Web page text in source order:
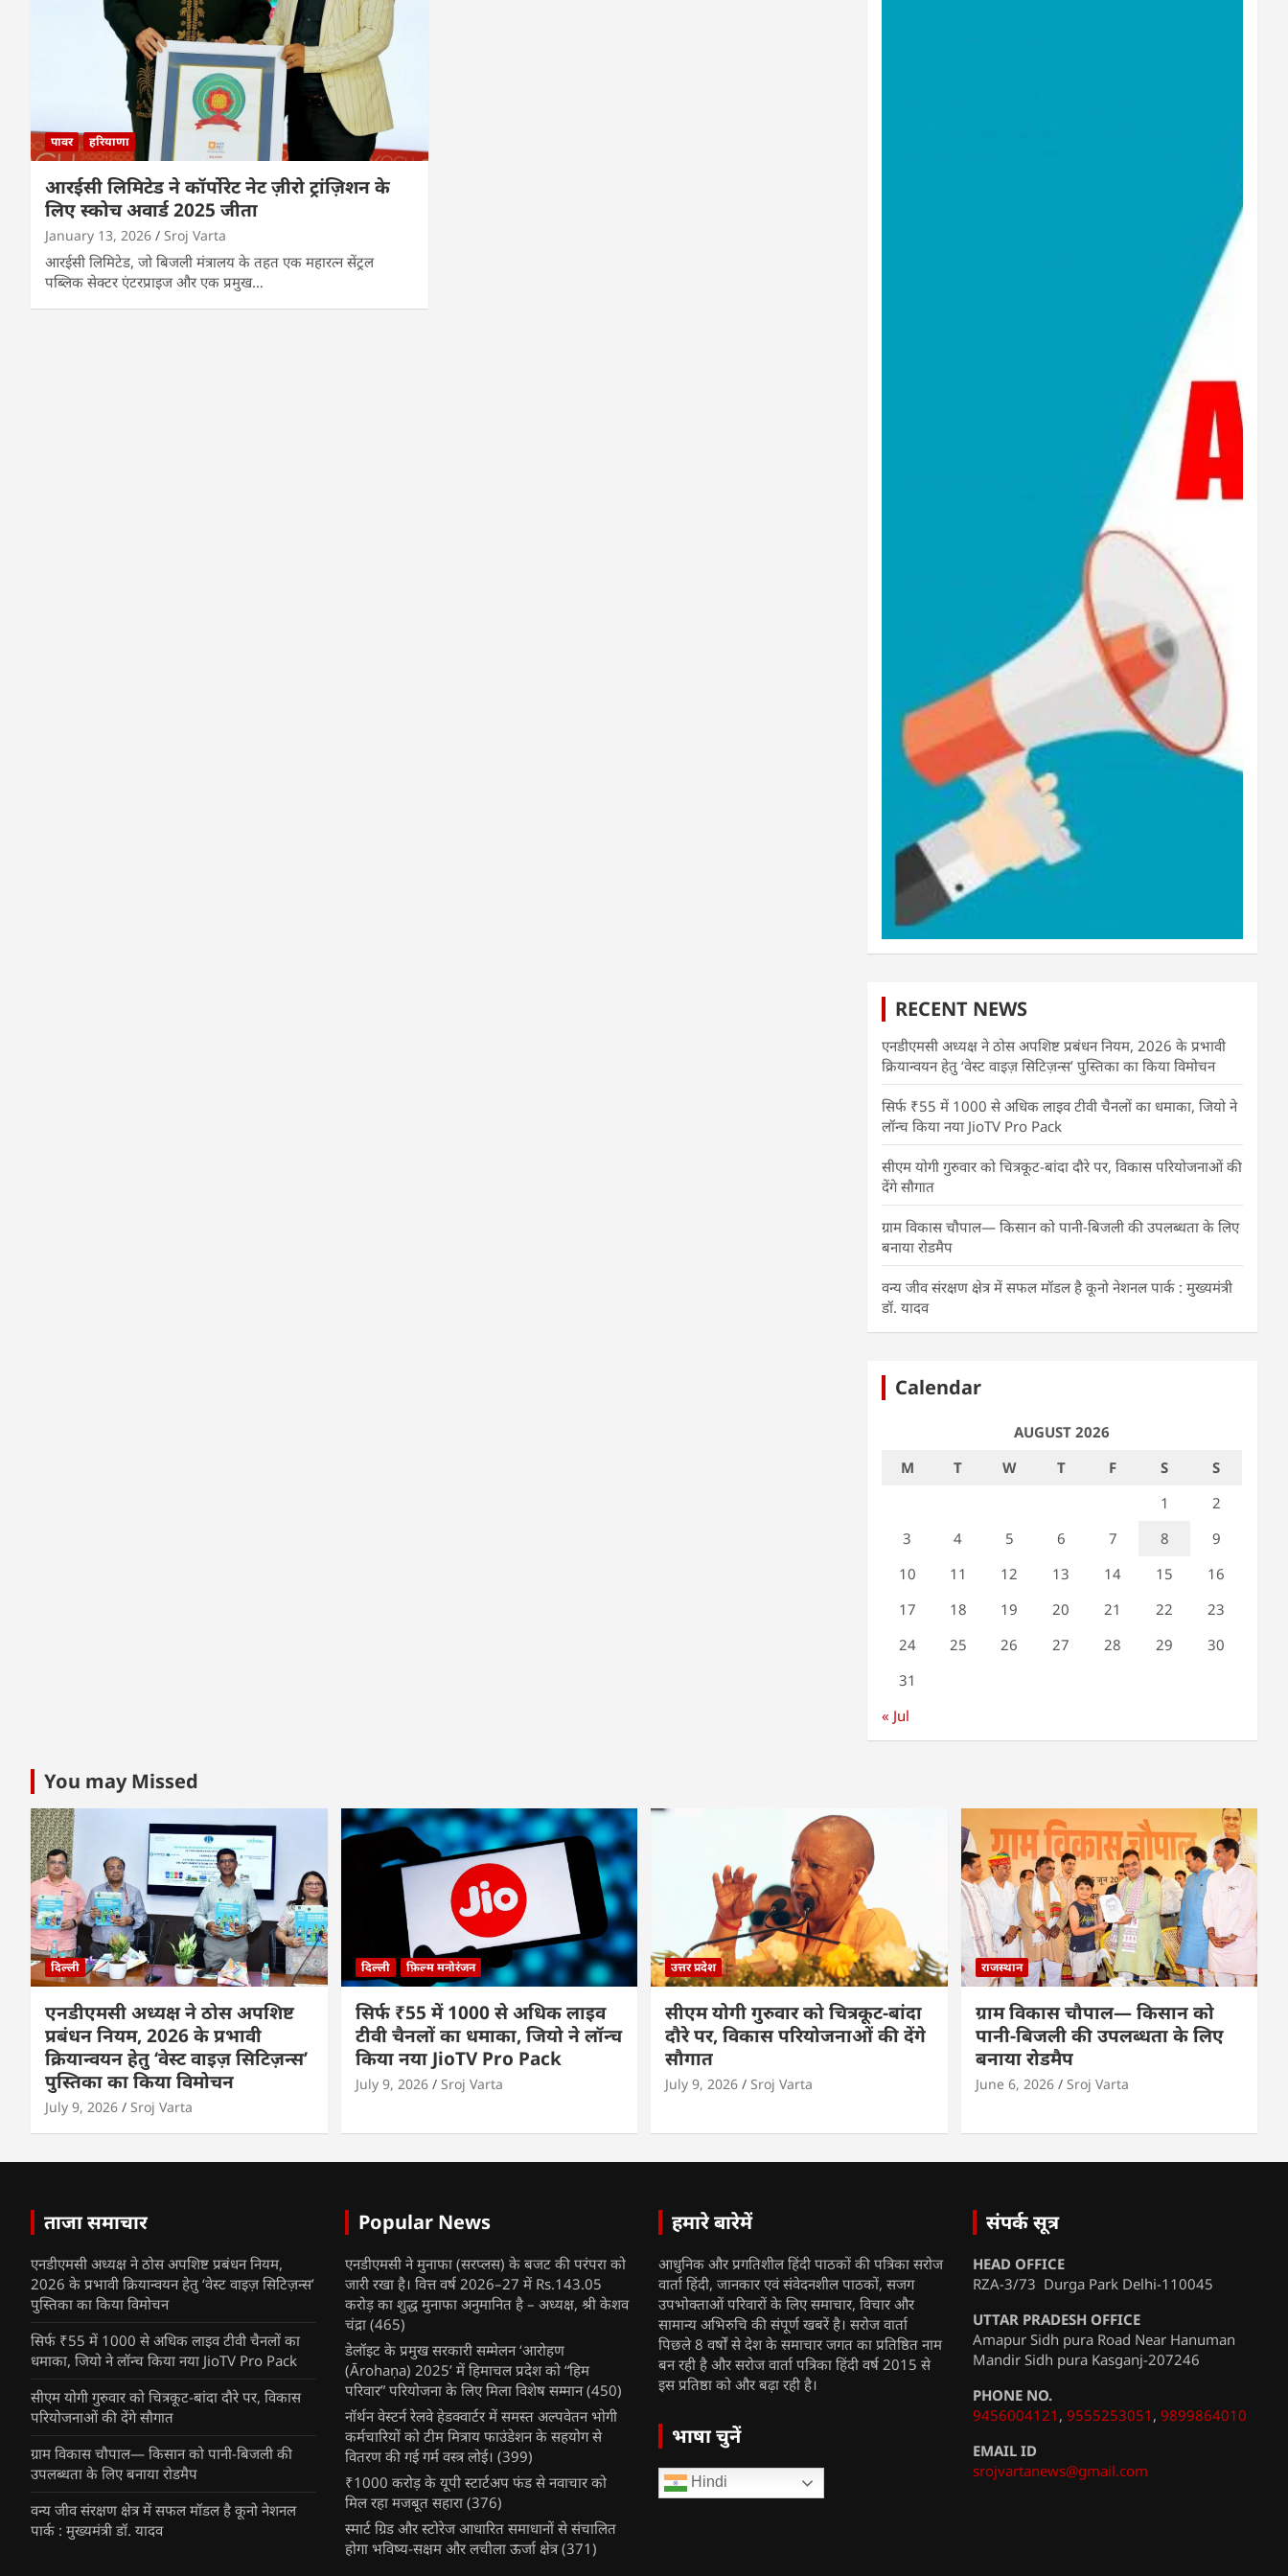
पावर हरियाणा
आरईसी लिमिटेड ने कॉर्पोरेट नेट ज़ीरो ट्रांज़िशन के
लिए स्कोच अवार्ड 2025 जीता
January 13, 2026 Sroj Varta
आरईसी लिमिटेड, जो बिजली मंत्रालय के तहत एक महारत्न सेंट्रल
पब्लिक सेक्टर एंटरप्राइज और एक प्रमुख…
RECENT NEWS
एनडीएमसी अध्यक्ष ने ठोस अपशिष्ट प्रबंधन नियम, 2026 के प्रभावी
क्रियान्वयन हेतु ‘वेस्ट वाइज़ सिटिज़न्स’ पुस्तिका का किया विमोचन
सिर्फ ₹55 में 1000 से अधिक लाइव टीवी चैनलों का धमाका, जियो ने
लॉन्च किया नया JioTV Pro Pack
सीएम योगी गुरुवार को चित्रकूट-बांदा दौरे पर, विकास परियोजनाओं की
देंगे सौगात
ग्राम विकास चौपाल— किसान को पानी-बिजली की उपलब्धता के लिए
बनाया रोडमैप
वन्य जीव संरक्षण क्षेत्र में सफल मॉडल है कूनो नेशनल पार्क : मुख्यमंत्री
डॉ. यादव
Calendar
AUGUST 2026
M
T W T F S
S
1
2
3
4 5 6 7 8
9
10
11 12 13 14 15
16
17
18 19 20 21 22
23
24
25 26 27 28 29
30
31
« Jul
You may Missed
दिल्ली
एनडीएमसी अध्यक्ष ने ठोस अपशिष्ट
प्रबंधन नियम, 2026 के प्रभावी
क्रियान्वयन हेतु ‘वेस्ट वाइज़ सिटिज़न्स’
पुस्तिका का किया विमोचन
July 9, 2026 Sroj Varta
दिल्ली फ़िल्म मनोरंजन
सिर्फ ₹55 में 1000 से अधिक लाइव
टीवी चैनलों का धमाका, जियो ने लॉन्च
किया नया JioTV Pro Pack
July 9, 2026 Sroj Varta
उत्तर प्रदेश
सीएम योगी गुरुवार को चित्रकूट-बांदा
दौरे पर, विकास परियोजनाओं की देंगे
सौगात
July 9, 2026 Sroj Varta
राजस्थान
ग्राम विकास चौपाल— किसान को
पानी-बिजली की उपलब्धता के लिए
बनाया रोडमैप
June 6, 2026 Sroj Varta
ताजा समाचार
एनडीएमसी अध्यक्ष ने ठोस अपशिष्ट प्रबंधन नियम,
2026 के प्रभावी क्रियान्वयन हेतु ‘वेस्ट वाइज़ सिटिज़न्स’
पुस्तिका का किया विमोचन
सिर्फ ₹55 में 1000 से अधिक लाइव टीवी चैनलों का
धमाका, जियो ने लॉन्च किया नया JioTV Pro Pack
सीएम योगी गुरुवार को चित्रकूट-बांदा दौरे पर, विकास
परियोजनाओं की देंगे सौगात
ग्राम विकास चौपाल— किसान को पानी-बिजली की
उपलब्धता के लिए बनाया रोडमैप
वन्य जीव संरक्षण क्षेत्र में सफल मॉडल है कूनो नेशनल
पार्क : मुख्यमंत्री डॉ. यादव
Popular News
एनडीएमसी ने मुनाफा (सरप्लस) के बजट की परंपरा को
जारी रखा है। वित्त वर्ष 2026–27 में Rs.143.05
करोड़ का शुद्ध मुनाफा अनुमानित है – अध्यक्ष, श्री केशव
चंद्रा (465)
डेलॉइट के प्रमुख सरकारी सम्मेलन ‘आरोहण
(Ārohaṇa) 2025’ में हिमाचल प्रदेश को “हिम
परिवार” परियोजना के लिए मिला विशेष सम्मान (450)
नॉर्थन वेस्टर्न रेलवे हेडक्वार्टर में समस्त अल्पवेतन भोगी
कर्मचारियों को टीम मित्राय फाउंडेशन के सहयोग से
वितरण की गई गर्म वस्त्र लोई। (399)
₹1000 करोड़ के यूपी स्टार्टअप फंड से नवाचार को
मिल रहा मजबूत सहारा (376)
स्मार्ट ग्रिड और स्टोरेज आधारित समाधानों से संचालित
होगा भविष्य-सक्षम और लचीला ऊर्जा क्षेत्र (371)
हमारे बारेमें
आधुनिक और प्रगतिशील हिंदी पाठकों की पत्रिका सरोज
वार्ता हिंदी, जानकार एवं संवेदनशील पाठकों, सजग
उपभोक्ताओं परिवारों के लिए समाचार, विचार और
सामान्य अभिरुचि की संपूर्ण खबरें है। सरोज वार्ता
पिछले 8 वर्षों से देश के समाचार जगत का प्रतिष्ठित नाम
बन रही है और सरोज वार्ता पत्रिका हिंदी वर्ष 2015 से
इस प्रतिष्ठा को और बढ़ा रही है।
भाषा चुनें
Hindi
संपर्क सूत्र
HEAD OFFICE
RZA-3/73 Durga Park Delhi-110045
UTTAR PRADESH OFFICE
Amapur Sidh pura Road Near Hanuman
Mandir Sidh pura Kasganj-207246
PHONE NO.
9456004121 , 9555253051 , 9899864010
EMAIL ID
srojvartanews@gmail.com